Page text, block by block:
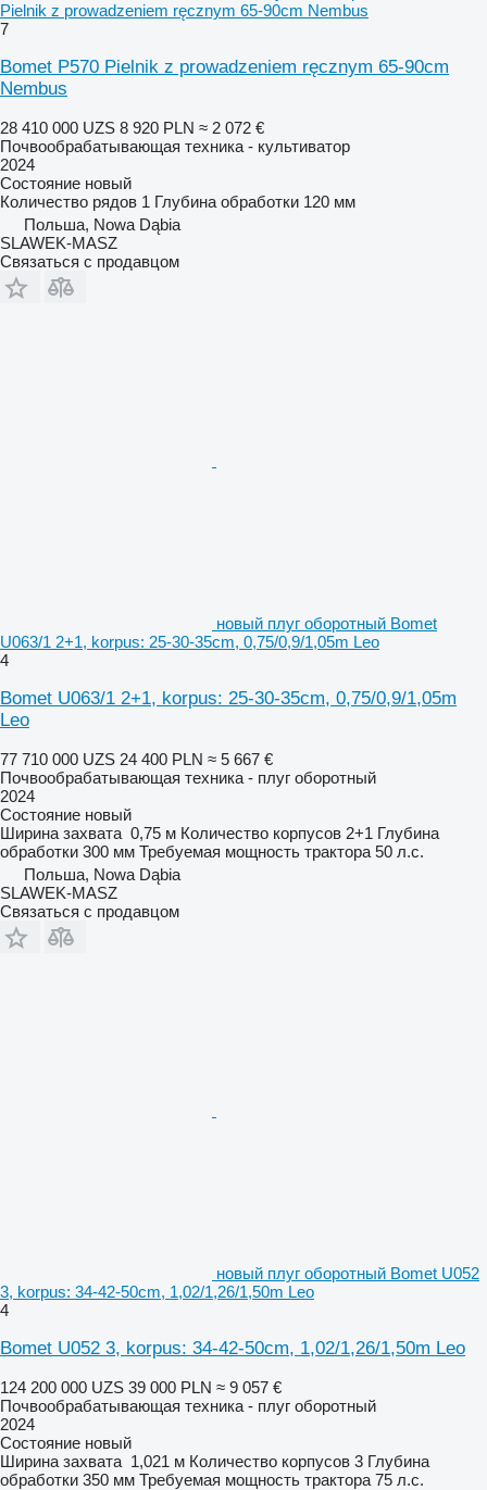
Pielnik z prowadzeniem ręcznym 65-90cm Nembus
7
Bomet P570 Pielnik z prowadzeniem ręcznym 65-90cm
Nembus
28 410 000 UZS 8 920 PLN ≈ 2 072 €
Почвообрабатывающая техника - культиватор
2024
Состояние новый
Количество рядов 1 Глубина обработки 120 мм
Польша, Nowa Dąbia
SLAWEK-MASZ
Связаться с продавцом
новый плуг оборотный Bomet
U063/1 2+1, korpus: 25-30-35cm, 0,75/0,9/1,05m Leo
4
Bomet U063/1 2+1, korpus: 25-30-35cm, 0,75/0,9/1,05m
Leo
77 710 000 UZS 24 400 PLN ≈ 5 667 €
Почвообрабатывающая техника - плуг оборотный
2024
Состояние новый
Ширина захвата 0,75 м Количество корпусов 2+1 Глубина
обработки 300 мм Требуемая мощность трактора 50 л.с.
Польша, Nowa Dąbia
SLAWEK-MASZ
Связаться с продавцом
новый плуг оборотный Bomet U052
3, korpus: 34-42-50cm, 1,02/1,26/1,50m Leo
4
Bomet U052 3, korpus: 34-42-50cm, 1,02/1,26/1,50m Leo
124 200 000 UZS 39 000 PLN ≈ 9 057 €
Почвообрабатывающая техника - плуг оборотный
2024
Состояние новый
Ширина захвата 1,021 м Количество корпусов 3 Глубина
обработки 350 мм Требуемая мощность трактора 75 л.с.